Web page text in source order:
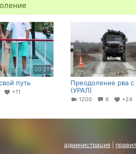
00:21
путь
+11
Преодоление рва с
(УРАЛ)
1200 6 +24
администрация